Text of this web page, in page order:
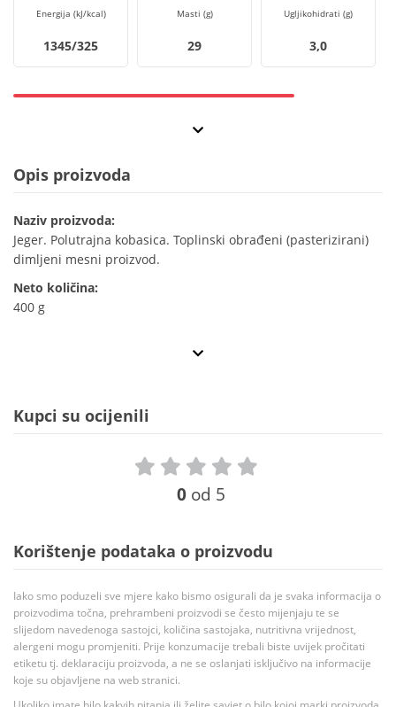
Energija (kJ/kcal)
1345/325
Masti (g)
29
Ugljikohidrati (g)
3,0
Opis proizvoda
Naziv proizvoda:
Jeger. Polutrajna kobasica. Toplinski obrađeni (pasterizirani)
dimljeni mesni proizvod.
Neto količina:
400 g
Kupci su ocijenili
0 od 5
Korištenje podataka o proizvodu
Iako smo poduzeli sve mjere kako bismo osigurali da je svaka informacija o
proizvodima točna, prehrambeni proizvodi se često mijenjaju te se
slijedom navedenoga sastojci, količina sastojaka, nutritivna vrijednost,
alergeni mogu promjeniti. Prije konzumacije trebali biste uvijek pročitati
etiketu tj. deklaraciju proizvoda, a ne se oslanjati isključivo na informacije
koje su objavljene na web stranici.